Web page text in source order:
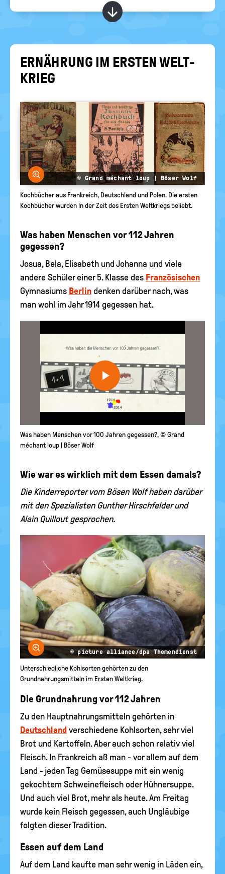
politische
Bildung
Kapitel ein-/
ER­NÄH­RUNG IM ERS­TEN WELT­
KRIEG
Bild vergrößern
© Grand méchant loup | Böser Wolf
Kochbücher aus Frankreich, Deutschland und Polen. Die ersten
Kochbücher wurden in der Zeit des Ersten Weltkriegs beliebt.
Was haben Menschen vor 112 Jahren
gegessen?
Josua, Bela, Elisabeth und Johanna und viele
andere Schüler einer 5. Klasse des Französischen
Gymnasiums Berlin denken darüber nach, was
man wohl im Jahr 1914 gegessen hat.
Video
abspielen
Was haben Menschen vor 100 Jahren gegessen?, © Grand
méchant loup | Böser Wolf
Wie war es wirklich mit dem Essen damals?
Die Kinderreporter vom Bösen Wolf haben darüber
mit den Spezialisten Gunther Hirschfelder und
Alain Quillout gesprochen.
Bild vergrößern
© picture alliance/dpa Themendienst
Unterschiedliche Kohlsorten gehörten zu den
Grundnahrungsmitteln im Ersten Weltkrieg.
Die Grundnahrung vor 112 Jahren
Zu den Hauptnahrungsmitteln gehörten in
Deutschland verschiedene Kohlsorten, sehr viel
Brot und Kartoffeln. Aber auch schon relativ viel
Fleisch. In Frankreich aß man - vor allem auf dem
Land - jeden Tag Gemüsesuppe mit ein wenig
gekochtem Schweinefleisch oder Hühnersuppe.
Und auch viel Brot, mehr als heute. Am Freitag
wurde kein Fleisch gegessen, auch Ungläubige
folgten dieser Tradition.
Essen auf dem Land
Auf dem Land kaufte man sehr wenig in Läden ein,